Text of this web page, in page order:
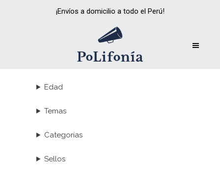
¡Envíos a domicilio a todo el Perú!
Edad
Temas
Categorías
Sellos